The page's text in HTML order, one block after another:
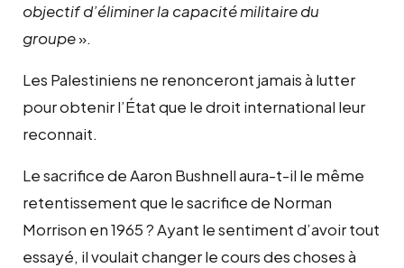
objectif d’éliminer la capacité militaire du
groupe».
Les Palestiniens ne renonceront jamais à lutter
pour obtenir l’État que le droit international leur
reconnait.
Le sacrifice de Aaron Bushnell aura-t-il le même
retentissement que le sacrifice de Norman
Morrison en 1965 ? Ayant le sentiment d’avoir tout
essayé, il voulait changer le cours des choses à